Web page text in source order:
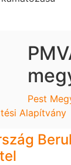
Pest
Alapítvány